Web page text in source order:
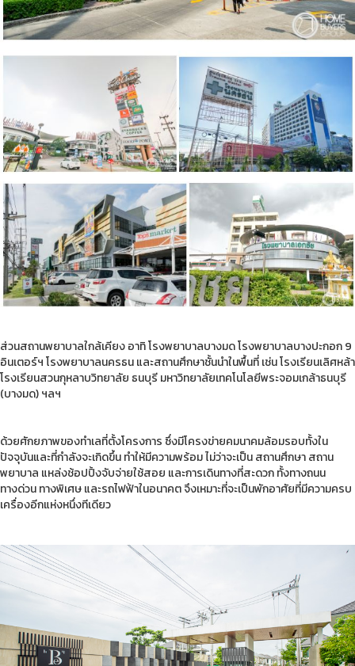
ส่วนสถานพยาบาลใกล้เคียง อาทิ โรงพยาบาลบางมด โรงพยาบาลบางปะกอก 9
อินเตอร์ฯ โรงพยาบาลนครธน และสถานศึกษาชั้นนำในพื้นที่ เช่น โรงเรียนเลิศหล้า
โรงเรียนสวนกุหลาบวิทยาลัย ธนบุรี มหาวิทยาลัยเทคโนโลยีพระจอมเกล้าธนบุรี
(บางมด) ฯลฯ
ด้วยศักยภาพของทำเลที่ตั้งโครงการ ซึ่งมีโครงข่ายคมนาคมล้อมรอบทั้งใน
ปัจจุบันและที่กำลังจะเกิดขึ้น ทำให้มีความพร้อม ไม่ว่าจะเป็น สถานศึกษา สถาน
พยาบาล แหล่งช้อปปิ้งจับจ่ายใช้สอย และการเดินทางที่สะดวก ทั้งทางถนน
ทางด่วน ทางพิเศษ และรถไฟฟ้าในอนาคต จึงเหมาะที่จะเป็นพักอาศัยที่มีความครบ
เครื่องอีกแห่งหนึ่งทีเดียว